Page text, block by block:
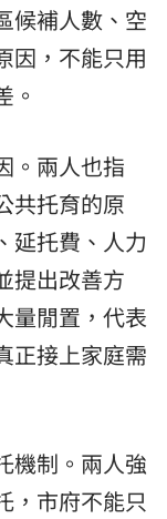
候補人數、空
因，不能只用
。
。兩人也指
共托育的原
延托費、人力
提出改善方
量閒置，代表
正接上家庭需
機制。兩人強
，市府不能只